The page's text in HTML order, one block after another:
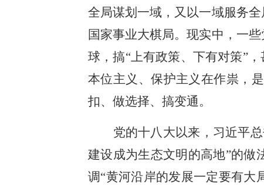
全局谋划一域，又以一域服务
国家事业大棋局。现实中，一
球，搞“上有政策、下有对策”
本位主义、保护主义在作祟，
扣、做选择、搞变通。
党的十八大以来，习近平
建设成为生态文明的高地”的做
调“黄河沿岸的发展一定要有大